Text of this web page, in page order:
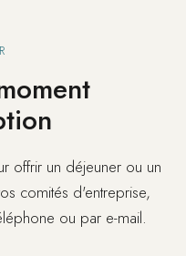
offrir un déjeuner ou un
comités d'entreprise,
ou par e-mail.